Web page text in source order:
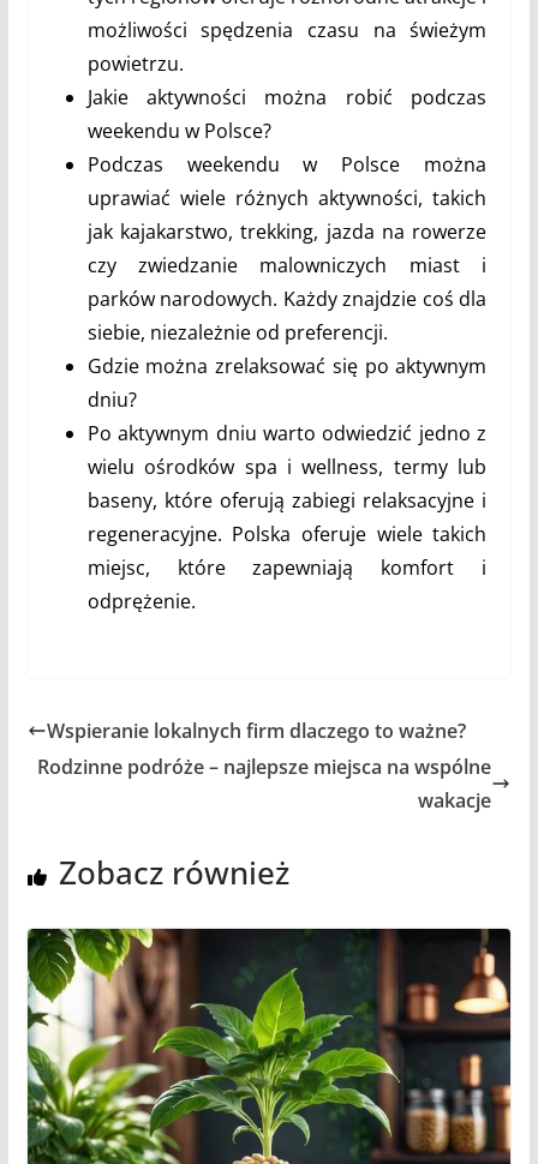
możliwości spędzenia czasu na świeżym
powietrzu.
Jakie aktywności można robić podczas
weekendu w Polsce?
Podczas weekendu w Polsce można
uprawiać wiele różnych aktywności, takich
jak kajakarstwo, trekking, jazda na rowerze
czy zwiedzanie malowniczych miast i
parków narodowych. Każdy znajdzie coś dla
siebie, niezależnie od preferencji.
Gdzie można zrelaksować się po aktywnym
dniu?
Po aktywnym dniu warto odwiedzić jedno z
wielu ośrodków spa i wellness, termy lub
baseny, które oferują zabiegi relaksacyjne i
regeneracyjne. Polska oferuje wiele takich
miejsc, które zapewniają komfort i
odprężenie.
Wspieranie lokalnych firm dlaczego to ważne?
Rodzinne podróże – najlepsze miejsca na wspólne
wakacje
Zobacz również